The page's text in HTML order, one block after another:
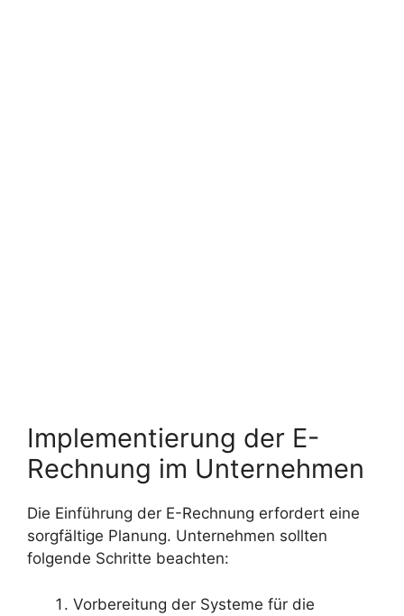
Implementierung der E-
Rechnung im Unternehmen
Die Einführung der E-Rechnung erfordert eine
sorgfältige Planung. Unternehmen sollten
folgende Schritte beachten:
Vorbereitung der Systeme für die